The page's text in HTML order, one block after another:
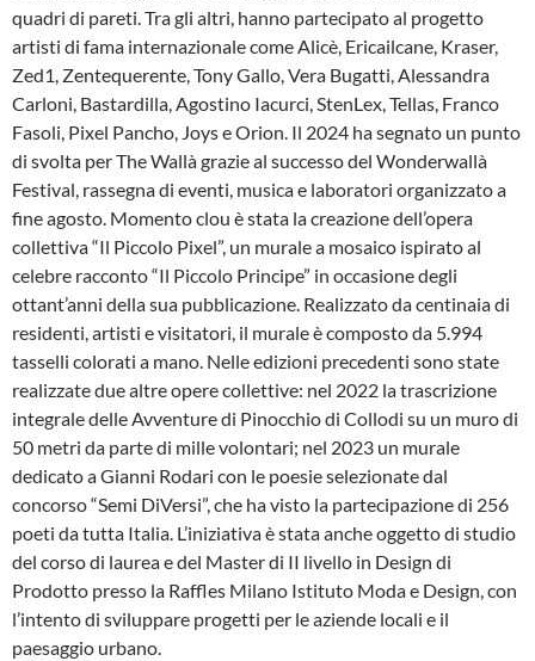
quadri di pareti. Tra gli altri, hanno partecipato al progetto
artisti di fama internazionale come Alicè, Ericailcane, Kraser,
Zed1, Zentequerente, Tony Gallo, Vera Bugatti, Alessandra
Carloni, Bastardilla, Agostino Iacurci, StenLex, Tellas, Franco
Fasoli, Pixel Pancho, Joys e Orion. Il 2024 ha segnato un punto
di svolta per The Wallà grazie al successo del Wonderwallà
Festival, rassegna di eventi, musica e laboratori organizzato a
fine agosto. Momento clou è stata la creazione dell’opera
collettiva “Il Piccolo Pixel”, un murale a mosaico ispirato al
celebre racconto “Il Piccolo Principe” in occasione degli
ottant’anni della sua pubblicazione. Realizzato da centinaia di
residenti, artisti e visitatori, il murale è composto da 5.994
tasselli colorati a mano. Nelle edizioni precedenti sono state
realizzate due altre opere collettive: nel 2022 la trascrizione
integrale delle Avventure di Pinocchio di Collodi su un muro di
50 metri da parte di mille volontari; nel 2023 un murale
dedicato a Gianni Rodari con le poesie selezionate dal
concorso “Semi DiVersi”, che ha visto la partecipazione di 256
poeti da tutta Italia. L’iniziativa è stata anche oggetto di studio
del corso di laurea e del Master di II livello in Design di
Prodotto presso la Raffles Milano Istituto Moda e Design, con
l’intento di sviluppare progetti per le aziende locali e il
paesaggio urbano.